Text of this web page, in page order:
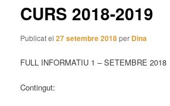
CURS 2018-2019
Publicat el27 setembre 2018per Dina
FULL INFORMATIU 1 – SETEMBRE 2018
Contingut: